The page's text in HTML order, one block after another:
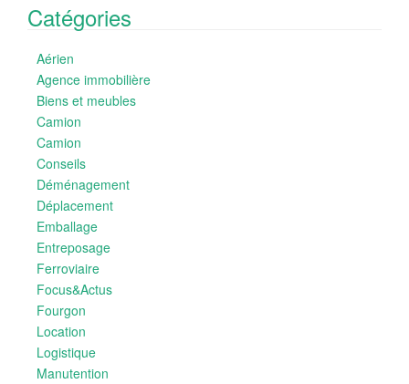
Catégories
Aérien
Agence immobilière
Biens et meubles
Camion
Camion
Conseils
Déménagement
Déplacement
Emballage
Entreposage
Ferroviaire
Focus&Actus
Fourgon
Location
Logistique
Manutention